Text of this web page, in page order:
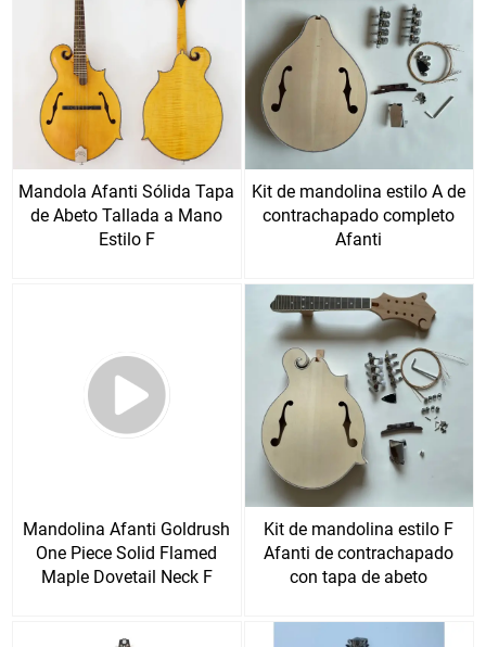
Mandola Afanti Sólida Tapa
de Abeto Tallada a Mano
Estilo F
Kit de mandolina estilo A de
contrachapado completo
Afanti
Mandolina Afanti Goldrush
One Piece Solid Flamed
Maple Dovetail Neck F
Kit de mandolina estilo F
Afanti de contrachapado
con tapa de abeto